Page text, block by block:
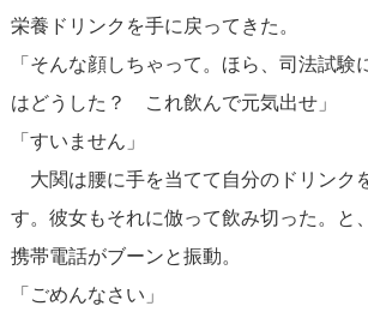
栄養ドリンクを手に戻ってきた。
「そんな顔しちゃって。ほら、司法試験
はどうした？ これ飲んで元気出せ」
「すいません」
大関は腰に手を当てて自分のドリンク
す。彼女もそれに倣って飲み切った。と
携帯電話がブーンと振動。
「ごめんなさい」